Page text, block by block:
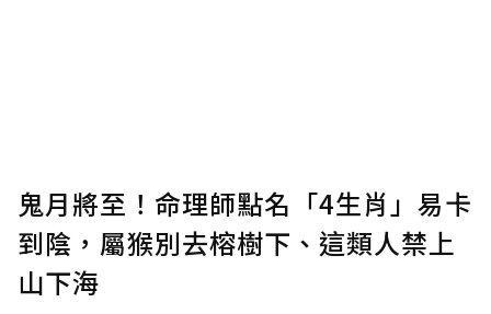
鬼月將至！命理師點名「4生肖」易卡
到陰，屬猴別去榕樹下、這類人禁上
山下海